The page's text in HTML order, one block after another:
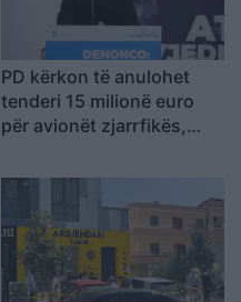
PD kërkon të anulohet
tenderi 15 milionë euro
për avionët zjarrfikës,
me skandale në Spanjë, të
nisë hetimi i SPAK